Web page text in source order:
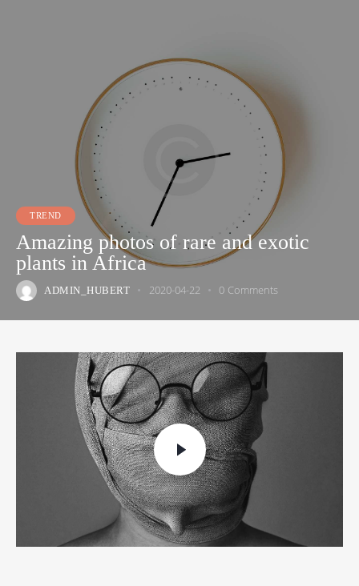
TREND
Amazing photos of rare and exotic
plants in Africa
ADMIN_HUBERT 2020-04-22 0 Comments